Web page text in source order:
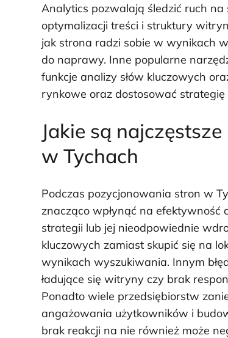
Analytics pozwalają śledzić ruch
optymalizacji treści i struktury
jak strona radzi sobie w wynikach
do naprawy. Inne popularne
funkcje analizy słów kluczowych
rynkowe oraz dostosować
Jakie są
w Tychach
Podczas pozycjonowania stron w
znacząco wpłynąć na efektywność
strategii lub jej nieodpowiednie
kluczowych zamiast skupić się na
wynikach wyszukiwania. Innym
ładujące się witryny czy brak
Ponadto wiele przedsiębiorstw
angażowania użytkowników i
brak reakcji na nie również może